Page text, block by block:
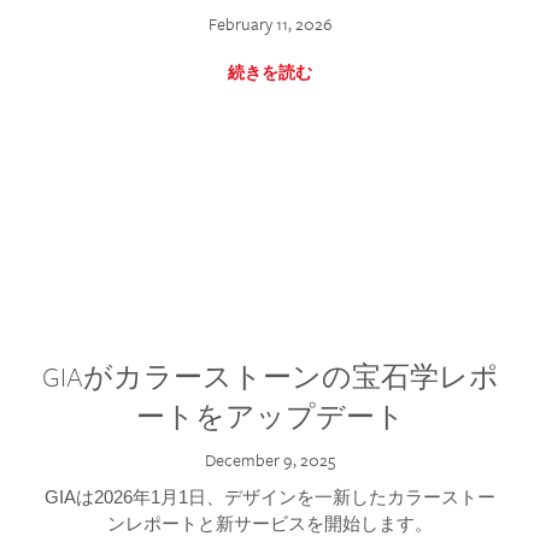
February 11, 2026
続きを読む
GIAがカラーストーンの宝石学レポ
ートをアップデート
December 9, 2025
GIAは2026年1月1日、デザインを一新したカラーストー
ンレポートと新サービスを開始します。